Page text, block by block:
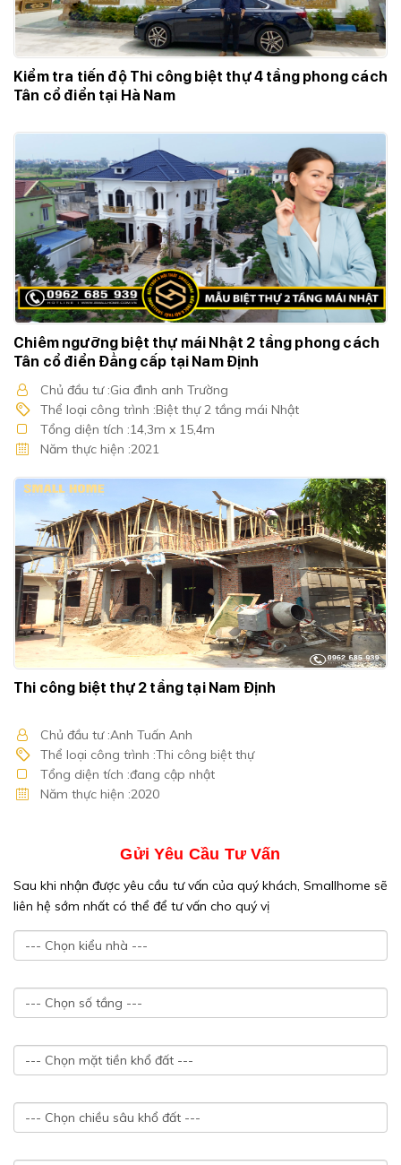
Kiểm tra tiến độ Thi công biệt thự 4 tầng phong cách
Tân cổ điển tại Hà Nam
Chiêm ngưỡng biệt thự mái Nhật 2 tầng phong cách
Tân cổ điển Đẳng cấp tại Nam Định
Chủ đầu tư :Gia đình anh Trường
Thể loại công trình :Biệt thự 2 tầng mái Nhật
Tổng diện tích :14,3m x 15,4m
Năm thực hiện :2021
Thi công biệt thự 2 tầng tại Nam Định
Chủ đầu tư :Anh Tuấn Anh
Thể loại công trình :Thi công biệt thự
Tổng diện tích :đang cập nhật
Năm thực hiện :2020
Gửi Yêu Cầu Tư Vấn
Sau khi nhận được yêu cầu tư vấn của quý khách, Smallhome sẽ
liên hệ sớm nhất có thể để tư vấn cho quý vị